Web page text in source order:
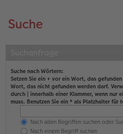
Suche
Suche nach Wörtern:
Setzen Sie ein + vor ein Wort, das gefunden
Wort, das nicht gefunden werden darf.
durch | innerhalb einer Klammer, wenn nur
muss. Benutzen Sie ein * als Platzhalter für
Nach allen Begriffen suchen oder
Nach einem Begriff suchen